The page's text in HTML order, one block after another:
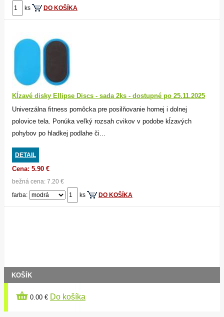
ks DO KOŠÍKA
Kĺzavé disky Ellipse Discs - sada 2ks - dostupné po 25.11.2025
Univerzálna fitness pomôcka pre posilňovanie hornej i dolnej
polovice tela. Ponúka veľký rozsah cvikov v podobe kĺzavých
pohybov po hladkej podlahe či...
DETAIL
Cena: 5.90 €
bežná cena: 7.20 €
farba:
ks DO KOŠÍKA
KOŠÍK
0.00 € Do košíka